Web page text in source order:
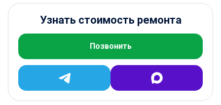
Узнать стоимость ремонта
Позвонить